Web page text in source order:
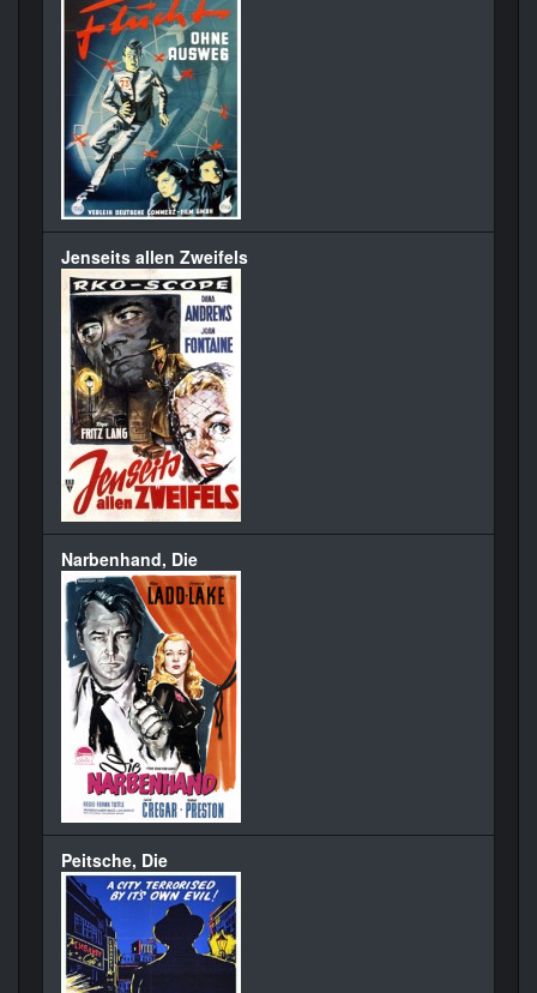
Jenseits allen Zweifels
Narbenhand, Die
Peitsche, Die